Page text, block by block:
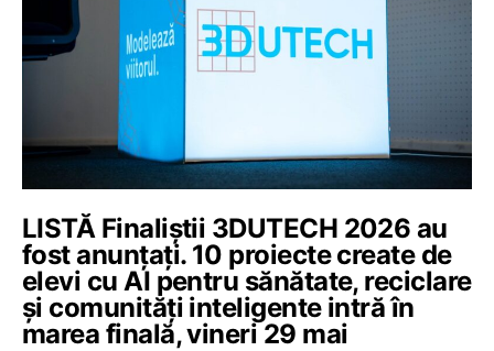
LISTĂ Finaliștii 3DUTECH 2026 au
fost anunțați. 10 proiecte create de
elevi cu AI pentru sănătate, reciclare
și comunități inteligente intră în
marea finală, vineri 29 mai